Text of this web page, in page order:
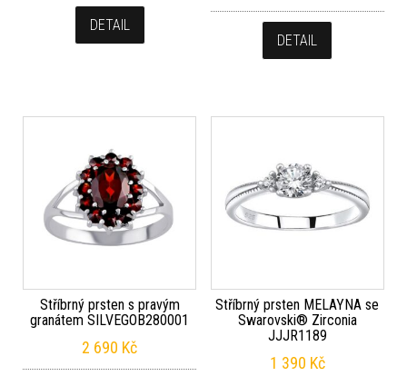
DETAIL
DETAIL
Stříbrný prsten s pravým
granátem SILVEGOB280001
2 690 Kč
Stříbrný prsten MELAYNA se
Swarovski® Zirconia
JJJR1189
1 390 Kč